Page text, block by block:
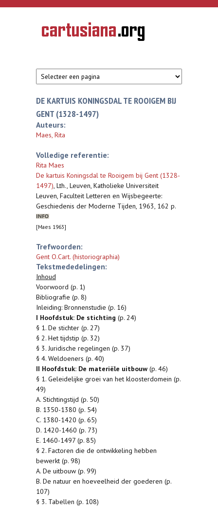
Overslaan en naar de inhoud gaan
CARTUSIANA
Geschiedenis
van de
DE KARTUIS KONINGSDAL TE ROOIGEM BIJ
GENT (1328-1497)
Auteurs:
Maes, Rita
Volledige referentie:
Rita Maes
De kartuis Koningsdal te Rooigem bij Gent (1328-
1497), Lth., Leuven, Katholieke Universiteit
Leuven, Faculteit Letteren en Wijsbegeerte:
Geschiedenis der Moderne Tijden, 1963, 162 p.
[Maes 1963]
Trefwoorden:
Gent O.Cart. (historiographia)
Tekstmededelingen:
Inhoud
Voorwoord (p. 1)
Bibliografie (p. 8)
Inleiding: Bronnenstudie (p. 16)
I Hoofdstuk: De stichting (p. 24)
§ 1. De stichter (p. 27)
§ 2. Het tijdstip (p. 32)
§ 3. Juridische regelingen (p. 37)
§ 4. Weldoeners (p. 40)
II Hoofdstuk: De materiële uitbouw (p. 46)
§ 1. Geleidelijke groei van het kloosterdomein (p.
49)
A. Stichtingstijd (p. 50)
B. 1350-1380 (p. 54)
C. 1380-1420 (p. 65)
D. 1420-1460 (p. 73)
E. 1460-1497 (p. 85)
§ 2. Factoren die de ontwikkeling hebben
bewerkt (p. 98)
A. De uitbouw (p. 99)
B. De natuur en hoeveelheid der goederen (p.
107)
§ 3. Tabellen (p. 108)